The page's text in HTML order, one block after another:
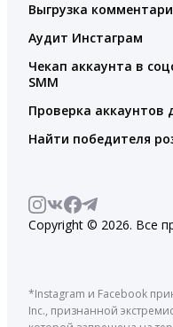
Выгрузка
Аудит Инстаграм
Чекап аккаунта в
SMM
Проверка аккаунтов
Найти победителя
Copyright © 2026. Все
*Instagram и Facebook
Inc., признанной